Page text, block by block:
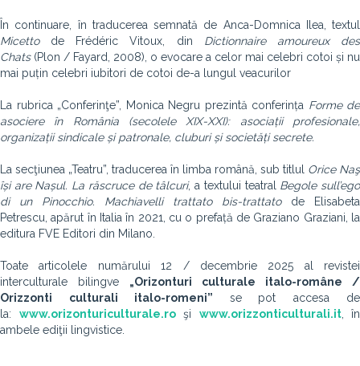
În continuare, în traducerea semnată de Anca-Domnica Ilea, textul
Micettode Frédéric Vitoux, din Dictionnaire
amoureux des
Chats (Plon / Fayard, 2008), o evocare a celor mai celebri cotoi și nu
mai puțin celebri iubitori de cotoi de-a lungul veacurilor
La rubrica „Conferinţe”, Monica Negru prezintă conferința Forme de
asociere în România (secolele XIX-XXI): asociații profesionale,
organizații sindicale și patronale, cluburi și societăți secrete.
La secţiunea „Teatru”, traducerea în limba română, sub titlul Orice Naş
își are Nașul. La răscruce de tâlcuri, a textului teatral Begole sull’ego
di un Pinocchio. Machiavelli trattato bis-trattatode Elisabeta
Petrescu, apărut în Italia în 2021, cu o prefață de Graziano Graziani, la
editura FVE Editori din Milano.
Toate articolele numărului 12 / decembrie 2025 al revistei
interculturale bilingve „Orizonturi culturale italo-române /
Orizzonti culturali italo-romeni” se
pot accesa de
la: www.orizonturiculturale.ro şi www.orizzonticulturali.it, în
ambele ediţii lingvistice.